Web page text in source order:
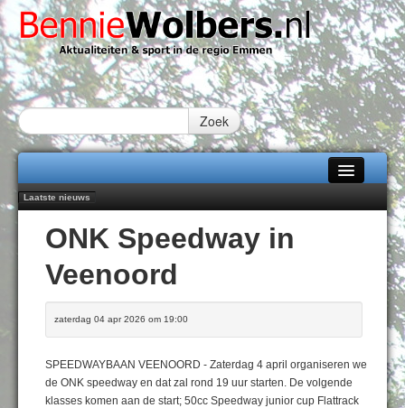
Zoek
Home
Alle categorieën
Over Bennie Wolbers
Fotoboek
Laatste nieuws
nieuwe rugsponsor
Najaar '26 staat live!
102 kaarsen voor eeuwling Mieke Sijbom-Maatje
Emmen wint op Open Dag overtuigend van Almere City
Daan Lambers tekent eerste profcontract bij FC Emmen
ONK Speedway in
Veenoord
zaterdag 04 apr 2026 om 19:00
SPEEDWAYBAAN VEENOORD - Zaterdag 4 april organiseren we
de ONK speedway en dat zal rond 19 uur starten. De volgende
klasses komen aan de start; 50cc Speedway junior cup Flattrack